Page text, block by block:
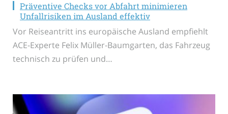
Präventive Checks vor Abfahrt minimieren
Unfallrisiken im Ausland effektiv
Vor Reiseantritt ins europäische Ausland empfiehlt
ACE-Experte Felix Müller-Baumgarten, das Fahrzeug
technisch zu prüfen und…